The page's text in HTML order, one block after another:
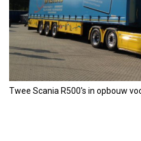
Twee Scania R500's in opbouw